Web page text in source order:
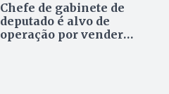
Chefe de gabinete de
deputado é alvo de
operação por vender